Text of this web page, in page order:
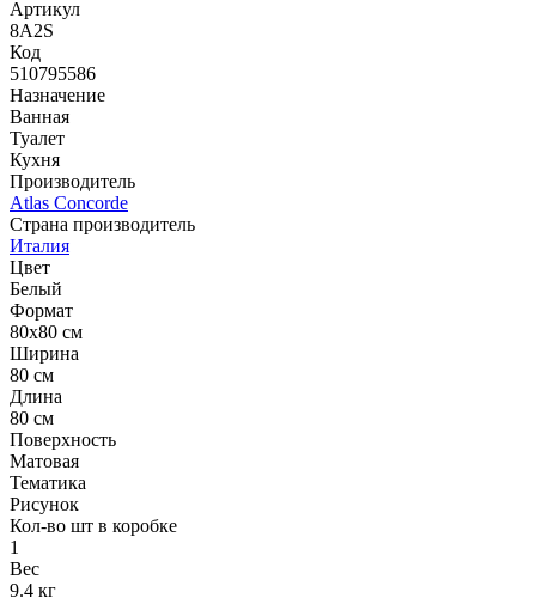
Артикул
8A2S
Код
510795586
Назначение
Ванная
Туалет
Кухня
Производитель
Atlas Concorde
Страна производитель
Италия
Цвет
Белый
Формат
80x80 см
Ширина
80 см
Длина
80 см
Поверхность
Матовая
Тематика
Рисунок
Кол-во шт в коробке
1
Вес
9.4 кг